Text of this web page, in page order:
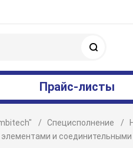
Прайс-листы
Специсполнение
элементами и